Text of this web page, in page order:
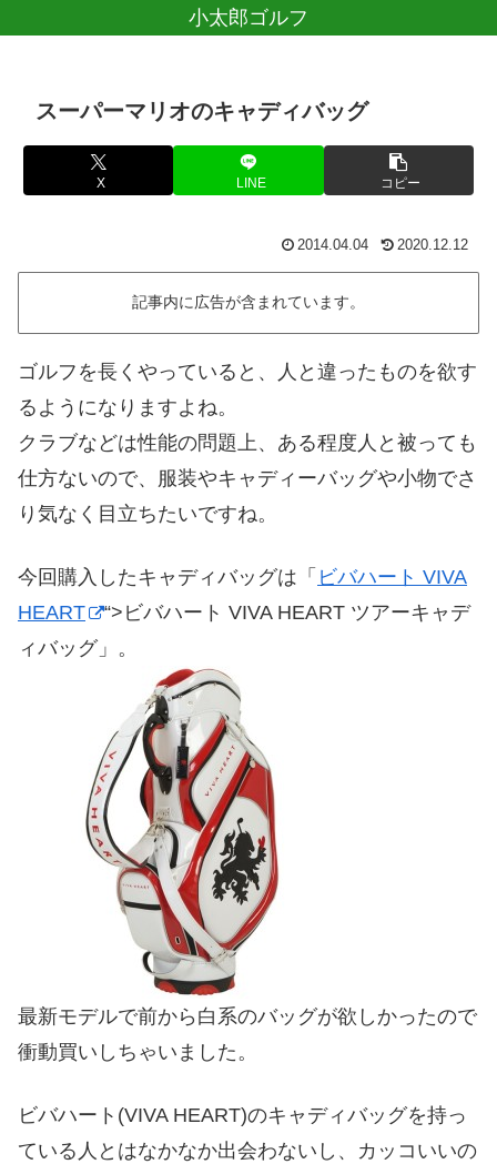
小太郎ゴルフ
スーパーマリオのキャディバッグ
X LINE コピー
2014.04.04 2020.12.12
記事内に広告が含まれています。
ゴルフを長くやっていると、人と違ったものを欲す
るようになりますよね。
クラブなどは性能の問題上、ある程度人と被っても
仕方ないので、服装やキャディーバッグや小物でさ
り気なく目立ちたいですね。
今回購入したキャディバッグは「 ビバハート VIVA
HEART
“>ビバハート VIVA HEART ツアーキャデ
ィバッグ」。
最新モデルで前から白系のバッグが欲しかったので
衝動買いしちゃいました。
ビバハート(VIVA HEART)のキャディバッグを持っ
ている人とはなかなか出会わないし、カッコいいの